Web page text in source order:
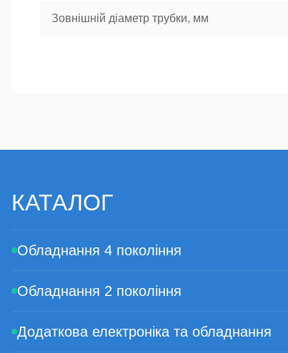
Зовнішній діаметр трубки, мм
КАТАЛОГ
Обладнання 4 покоління
Обладнання 2 покоління
Додаткова електроніка та обладнання